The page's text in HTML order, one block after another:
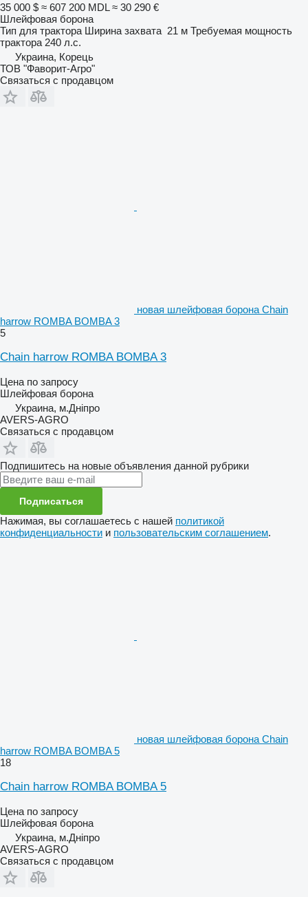
35 000 $ ≈ 607 200 MDL ≈ 30 290 €
Шлейфовая борона
Тип для трактора Ширина захвата 21 м Требуемая мощность
трактора 240 л.с.
Украина, Корець
ТОВ "Фаворит-Агро"
Связаться с продавцом
новая шлейфовая борона Chain
harrow ROMBA BOMBA 3
5
Chain harrow ROMBA BOMBA 3
Цена по запросу
Шлейфовая борона
Украина, м.Дніпро
AVERS-AGRO
Связаться с продавцом
Подпишитесь на новые объявления данной рубрики
Подписаться
Нажимая, вы соглашаетесь с нашей политикой
конфиденциальности и пользовательским соглашением.
новая шлейфовая борона Chain
harrow ROMBA BOMBA 5
18
Chain harrow ROMBA BOMBA 5
Цена по запросу
Шлейфовая борона
Украина, м.Дніпро
AVERS-AGRO
Связаться с продавцом